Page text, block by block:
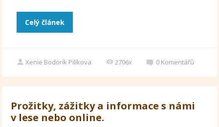
Celý článek
Xenie Bodorík Pilíkova 2706x 0 Komentářů
Prožitky, zážitky a informace s námi
v lese nebo online.